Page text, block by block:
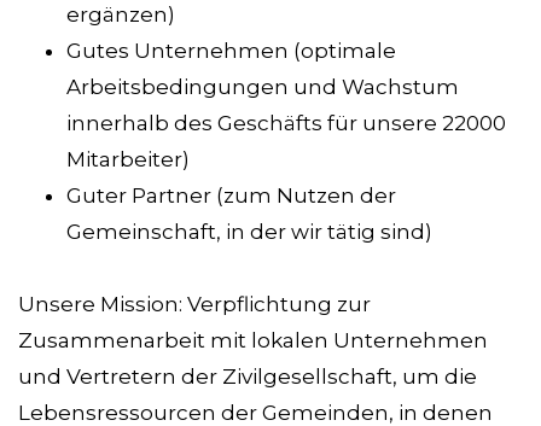
ergänzen)
Gutes Unternehmen (optimale
Arbeitsbedingungen und Wachstum
innerhalb des Geschäfts für unsere 22000
Mitarbeiter)
Guter Partner (zum Nutzen der
Gemeinschaft, in der wir tätig sind)
Unsere Mission: Verpflichtung zur
Zusammenarbeit mit lokalen Unternehmen
und Vertretern der Zivilgesellschaft, um die
Lebensressourcen der Gemeinden, in denen